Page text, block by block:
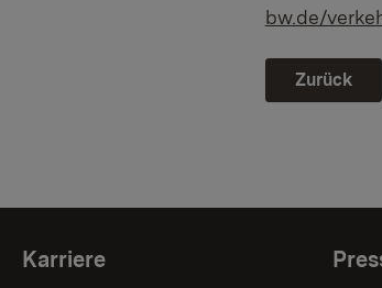
bw.de/
Zurück
Karriere